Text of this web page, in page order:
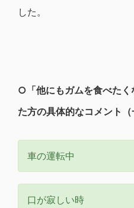
した。
○ 「他にもガムを食べた
た方の具体的なコメント（
車の運転中
口が寂しい時